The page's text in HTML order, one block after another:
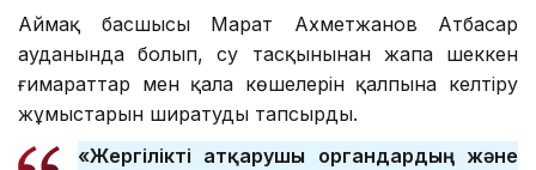
Аймақ басшысы Марат Ахметжанов Атбасар
ауданында болып, су тасқынынан жапа шеккен
ғимараттар мен қала көшелерін қалпына келтіру
жұмыстарын ширатуды тапсырды.
«Жергілікті атқарушы органдардың және